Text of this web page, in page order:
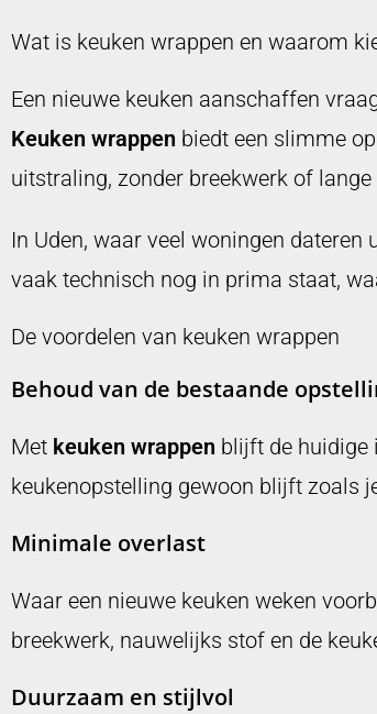
Wat is keuken wrappen en waarom
Een nieuwe keuken aanschaffen
Keuken wrappen biedt een slimme
uitstraling, zonder breekwerk of
In Uden, waar veel woningen
vaak technisch nog in prima staat,
De voordelen van keuken wrappen
Behoud van de bestaande
Met keuken wrappen blijft de huidige
keukenopstelling gewoon blijft zoals
Minimale overlast
Waar een nieuwe keuken weken
breekwerk, nauwelijks stof en de
Duurzaam en stijlvol